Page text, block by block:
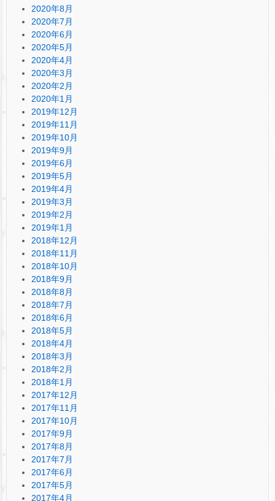
2020年8月
2020年7月
2020年6月
2020年5月
2020年4月
2020年3月
2020年2月
2020年1月
2019年12月
2019年11月
2019年10月
2019年9月
2019年6月
2019年5月
2019年4月
2019年3月
2019年2月
2019年1月
2018年12月
2018年11月
2018年10月
2018年9月
2018年8月
2018年7月
2018年6月
2018年5月
2018年4月
2018年3月
2018年2月
2018年1月
2017年12月
2017年11月
2017年10月
2017年9月
2017年8月
2017年7月
2017年6月
2017年5月
2017年4月